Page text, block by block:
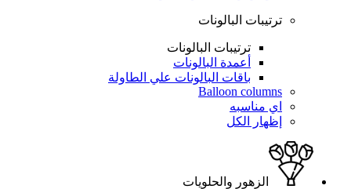
ترتيبات البالونات
ترتيبات البالونات
أعمدة البالونات
باقات البالونات علي الطاولة
Balloon columns
اي مناسبه
إظهار الكل
الزهور والحلويات